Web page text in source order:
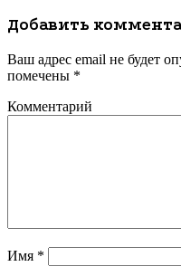
Добавить
Ваш адрес email не будет
помечены *
Комментарий
Имя *